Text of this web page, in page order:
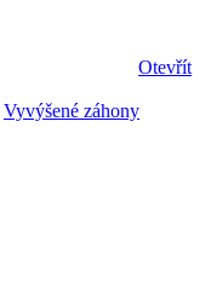
Otevřít
Vyvýšené záhony